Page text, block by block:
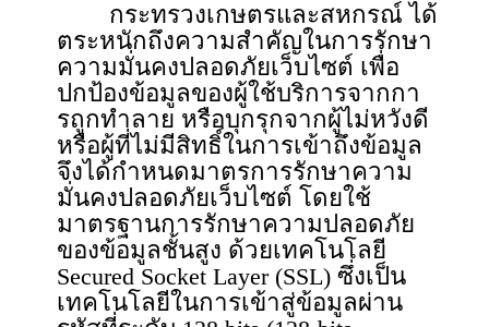
กระทรวงเกษตรและสหกรณ์ ได้
ตระหนักถึงความสําคัญในการรักษา
ความมั่นคงปลอดภัยเว็บไซต์ เพื่อ
ปกป้องข้อมูลของผู้ใช้บริการจากกา
รถูกทําลาย หรือบุกรุกจากผู้ไม่หวังดี
หรือผู้ที่ไม่มีสิทธิ์ในการเข้าถึงข้อมูล
จึงได้กำหนดมาตรการรักษาความ
มั่นคงปลอดภัยเว็บไซต์ โดยใช้
มาตรฐานการรักษาความปลอดภัย
ของข้อมูลชั้นสูง ด้วยเทคโนโลยี
Secured Socket Layer (SSL) ซึ่งเป็น
เทคโนโลยีในการเข้าสู่ข้อมูลผ่าน